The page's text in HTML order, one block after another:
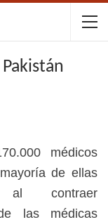
médicos
de ellas
al contraer
las médicas